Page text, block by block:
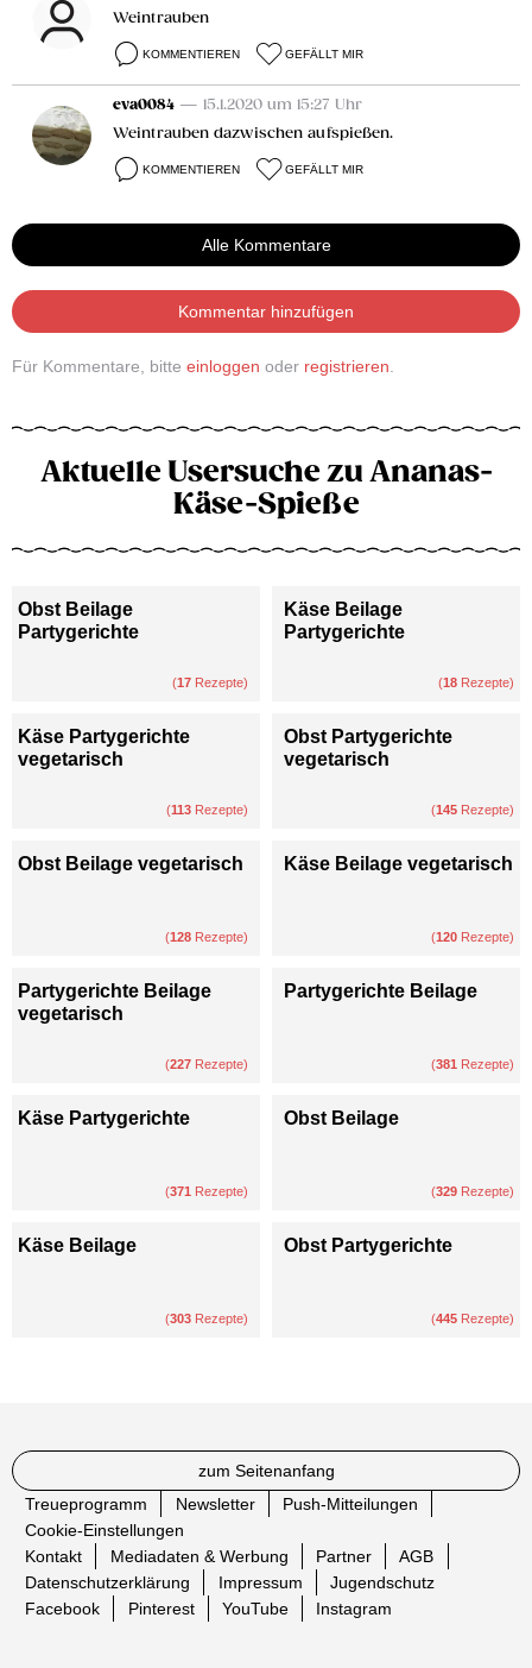
Weintrauben
KOMMENTIEREN GEFÄLLT MIR
eva0084 — 15.1.2020 um 15:27 Uhr
Weintrauben dazwischen aufspießen.
KOMMENTIEREN GEFÄLLT MIR
Alle Kommentare
Kommentar hinzufügen
Für Kommentare, bitte einloggen oder registrieren
Aktuelle Usersuche zu Ananas-
Käse-Spieße
Obst Beilage
Partygerichte
(17 Rezepte)
Käse Beilage
Partygerichte
(18 Rezepte)
Käse Partygerichte
vegetarisch
(113 Rezepte)
Obst Partygerichte
vegetarisch
(145 Rezepte)
Obst Beilage vegetarisch
(128 Rezepte)
Käse Beilage vegetarisch
(120 Rezepte)
Partygerichte Beilage
vegetarisch
(227 Rezepte)
Partygerichte Beilage
(381 Rezepte)
Käse Partygerichte
(371 Rezepte)
Obst Beilage
(329 Rezepte)
Käse Beilage
(303 Rezepte)
Obst Partygerichte
(445 Rezepte)
zum Seitenanfang
Treueprogramm
Newsletter
Push-Mitteilungen
Cookie-Einstellungen
Kontakt
Mediadaten & Werbung Partner
AGB
Datenschutzerklärung
Impressum
Jugendschutz
Facebook
Pinterest YouTube Instagram